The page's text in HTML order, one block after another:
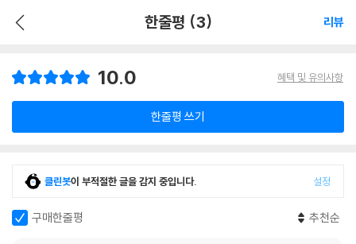
한줄평 (3) 리뷰
10.0 혜택 및 유의사항
한줄평 쓰기
클린봇이 부적절한 글을 감지 중입니다. 설정
구매한줄평 추천순